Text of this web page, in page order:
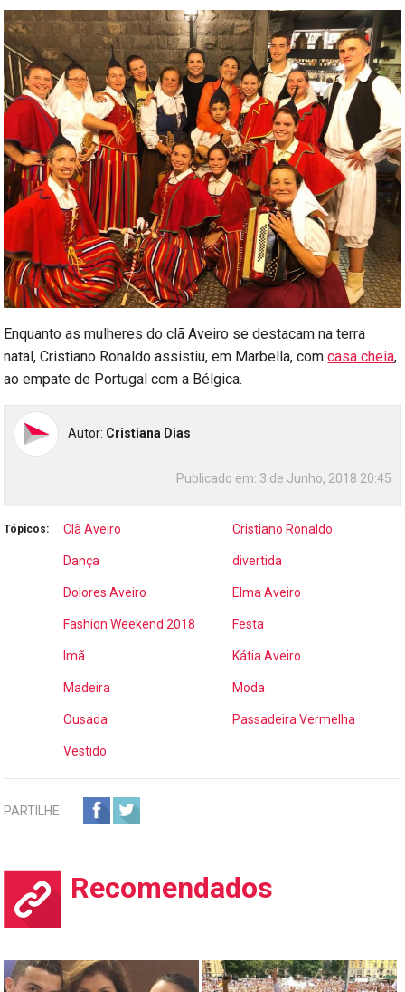
Enquanto as mulheres do clã Aveiro se destacam na terra
natal, Cristiano Ronaldo assistiu, em Marbella, comcasa cheia,
ao empate de Portugal com a Bélgica.
Autor: Cristiana Dias
Publicado em: 3 de Junho, 2018 20:45
Tópicos: Clã Aveiro Cristiano Ronaldo
Dança divertida
Dolores Aveiro Elma Aveiro
Fashion Weekend 2018 Festa
Imã Kátia Aveiro
Madeira Moda
Ousada Passadeira Vermelha
Vestido
PARTILHE:
Recomendados